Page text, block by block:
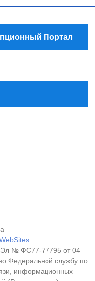
Портал
WebSites
Эл № ФС77-77795 от 04
Федеральной службу по
информационных